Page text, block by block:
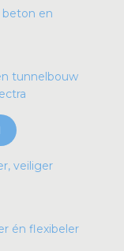
tunnelbouw
én flexibeler